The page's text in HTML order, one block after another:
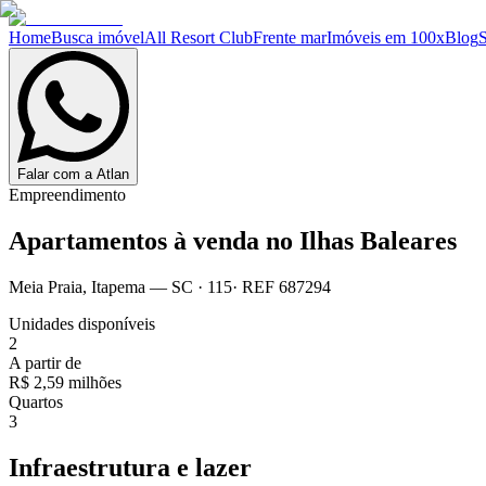
HomeBusca imóvelAll Resort ClubFrente marImóveis em 100xBlog
Falar com a Atlan
Empreendimento
Apartamentos à venda no Ilhas Baleares
Meia Praia, Itapema — SC · 115· REF 687294
Unidades disponíveis
2
A partir de
R$ 2,59 milhões
Quartos
3
Infraestrutura e lazer